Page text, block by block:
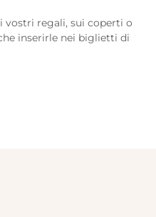
regali, sui coperti o
inserirle nei biglietti di